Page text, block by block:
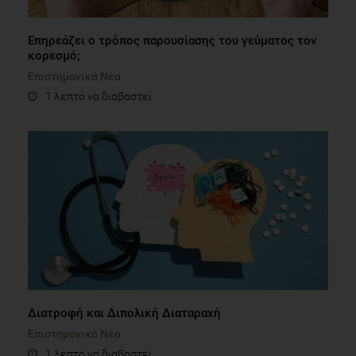
Επηρεάζει ο τρόπος παρουσίασης του γεύματος τον
κορεσμό;
Επιστημονικά Νέα
1 λεπτό να διαβαστεί
Διατροφή και Διπολική Διαταραχή
Επιστημονικά Νέα
1 λεπτό να διαβαστεί